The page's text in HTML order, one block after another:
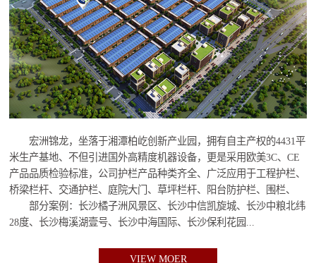
宏洲锦龙，坐落于湘潭柏屹创新产业园，拥有自主产权的4431平
米生产基地、不但引进国外高精度机器设备，更是采用欧美3C、CE
产品品质检验标准，公司护栏产品种类齐全、广泛应用于工程护栏、
桥梁栏杆、交通护栏、庭院大门、草坪栏杆、阳台防护栏、围栏、
部分案例：长沙橘子洲风景区、长沙中信凯旋城、长沙中粮北纬
28度、长沙梅溪湖壹号、长沙中海国际、长沙保利花园...
VIEW MOER